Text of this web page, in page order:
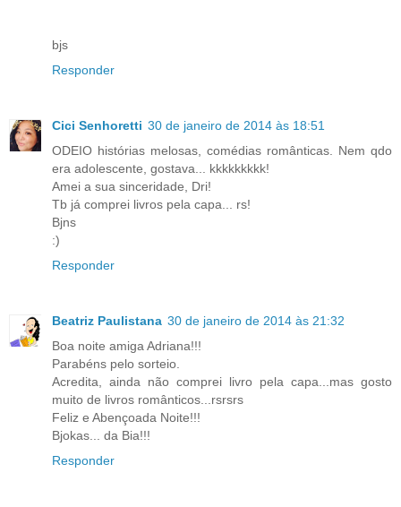
bjs
Responder
Cici Senhoretti 30 de janeiro de 2014 às 18:51
ODEIO histórias melosas, comédias românticas. Nem qdo
era adolescente, gostava... kkkkkkkkk!
Amei a sua sinceridade, Dri!
Tb já comprei livros pela capa... rs!
Bjns
:)
Responder
Beatriz Paulistana 30 de janeiro de 2014 às 21:32
Boa noite amiga Adriana!!!
Parabéns pelo sorteio.
Acredita, ainda não comprei livro pela capa...mas gosto
muito de livros românticos...rsrsrs
Feliz e Abençoada Noite!!!
Bjokas... da Bia!!!
Responder